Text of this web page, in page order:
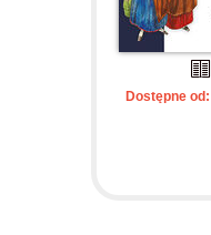
Dostępne